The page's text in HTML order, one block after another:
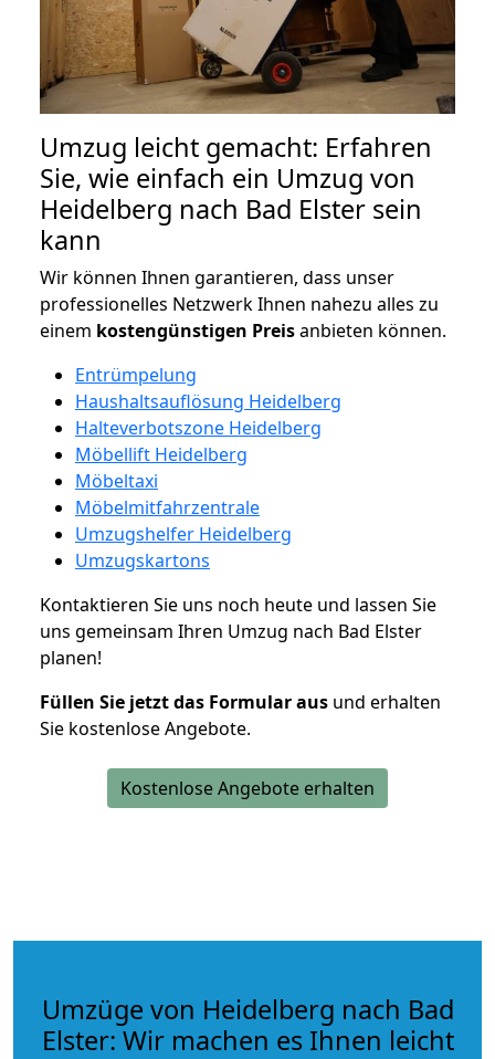
Umzug leicht gemacht: Erfahren
Sie, wie einfach ein Umzug von
Heidelberg nach Bad Elster sein
kann
Wir können Ihnen garantieren, dass unser
professionelles Netzwerk Ihnen nahezu alles zu
einem kostengünstigen Preisanbieten können.
Entrümpelung
Haushaltsauflösung Heidelberg
Halteverbotszone Heidelberg
Möbellift Heidelberg
Möbeltaxi
Möbelmitfahrzentrale
Umzugshelfer Heidelberg
Umzugskartons
Kontaktieren Sie uns noch heute und lassen Sie
uns gemeinsam Ihren Umzug nach Bad Elster
planen!
Füllen Sie jetzt das Formular aus und erhalten
Sie kostenlose Angebote.
Kostenlose Angebote erhalten
Umzüge von Heidelberg nach Bad
Elster: Wir machen es Ihnen leicht